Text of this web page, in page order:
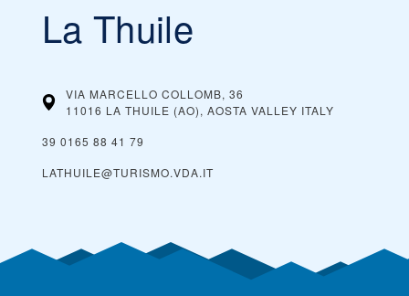
La Thuile
VIA MARCELLO COLLOMB, 36
11016 LA THUILE (AO), AOSTA VALLEY ITALY
39 0165 88 41 79
LATHUILE@TURISMO.VDA.IT